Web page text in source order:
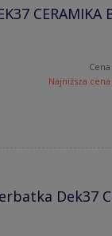
CERAMIKA
Najniższa
Dek37